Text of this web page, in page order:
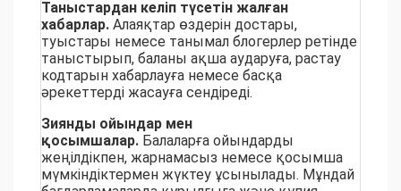
Таныстардан келіп түсетін жалған
хабарлар. Алаяқтар өздерін достары,
туыстары немесе танымал блогерлер ретінде
таныстырып, баланы ақша аударуға, растау
кодтарын хабарлауға немесе басқа
әрекеттерді жасауға сендіреді.
Зиянды ойындар мен
қосымшалар. Балаларға ойындарды
жеңілдікпен, жарнамасыз немесе қосымша
мүмкіндіктермен жүктеу ұсынылады. Мұндай